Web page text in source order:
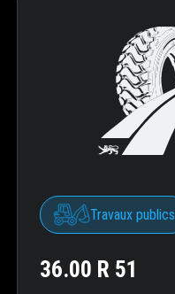
Travaux publics
36.00 R 51